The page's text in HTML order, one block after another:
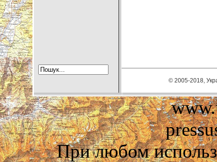
© 2005-2018,
При любом